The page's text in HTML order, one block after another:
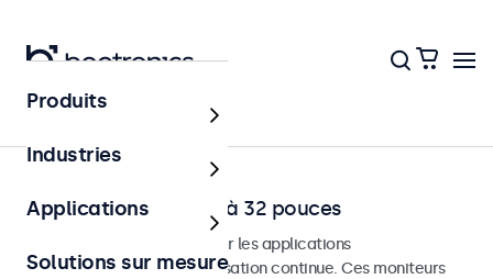
Accueil
Moniteurs HDMI de 7 à 32 pouces
Moniteurs HDMI conçus pour les applications
professionnelles et une utilisation continue. Ces moniteurs
Produits
Industries
Applications
Solutions sur mesure